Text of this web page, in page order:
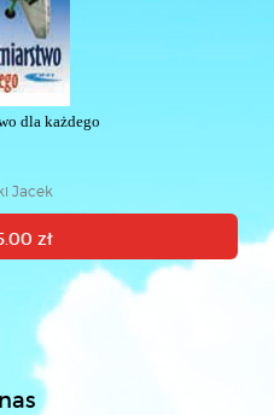
dla każdego
Jacek
zł